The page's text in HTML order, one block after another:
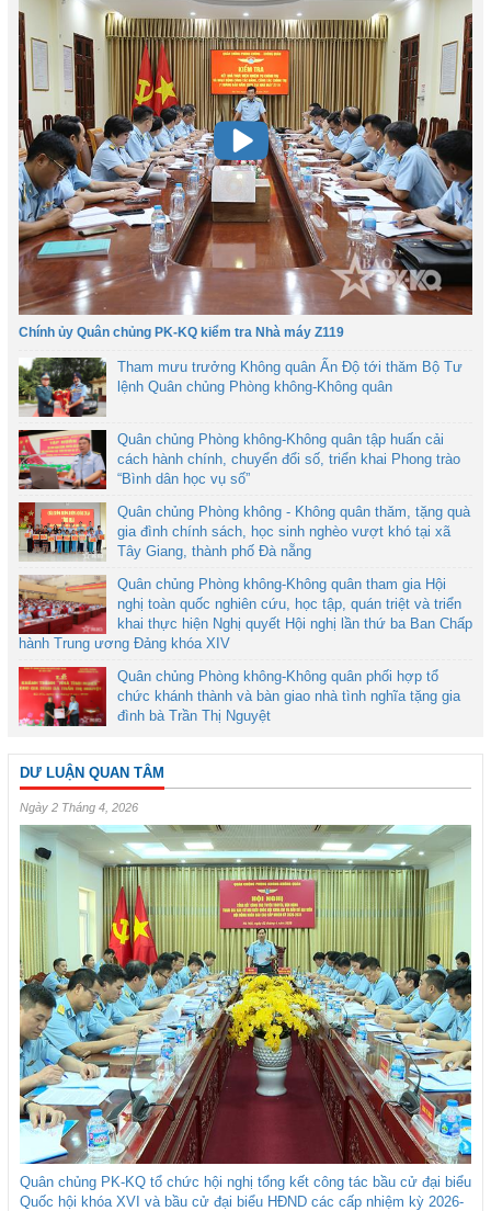
Chính ủy Quân chủng PK-KQ kiểm tra Nhà máy Z119
Tham mưu trưởng Không quân Ấn Độ tới thăm Bộ Tư
lệnh Quân chủng Phòng không-Không quân
Quân chủng Phòng không-Không quân tập huấn cải
cách hành chính, chuyển đổi số, triển khai Phong trào
“Bình dân học vụ số”
Quân chủng Phòng không - Không quân thăm, tặng quà
gia đình chính sách, học sinh nghèo vượt khó tại xã
Tây Giang, thành phố Đà nẵng
Quân chủng Phòng không-Không quân tham gia Hội
nghị toàn quốc nghiên cứu, học tập, quán triệt và triển
khai thực hiện Nghị quyết Hội nghị lần thứ ba Ban Chấp
hành Trung ương Đảng khóa XIV
Quân chủng Phòng không-Không quân phối hợp tổ
chức khánh thành và bàn giao nhà tình nghĩa tặng gia
đình bà Trần Thị Nguyệt
DƯ LUẬN QUAN TÂM
Ngày 2 Tháng 4, 2026
Quân chủng PK-KQ tổ chức hội nghị tổng kết công tác bầu cử đại biểu
Quốc hội khóa XVI và bầu cử đại biểu HĐND các cấp nhiệm kỳ 2026-